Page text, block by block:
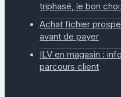
triphasé, le bon
Achat fichier
avant de payer
ILV en magasin :
parcours client